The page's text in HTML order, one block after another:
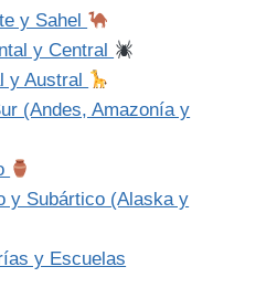
y Sahel
y Central
y Austral
(Andes, Amazonía y
y Subártico (Alaska y
y Escuelas